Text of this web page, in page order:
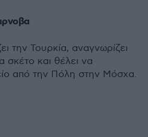
την Τουρκία, αναγνωρίζει
και θέλει να
από την Πόλη στην Μόσχα.